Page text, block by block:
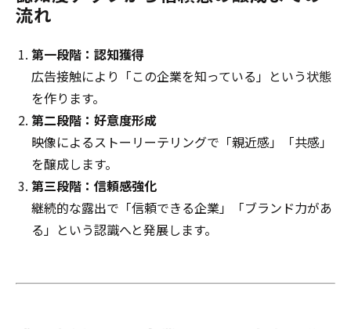
流れ
第一段階：認知獲得
広告接触により「この企業を知っている」という状態
を作ります。
第二段階：好意度形成
映像によるストーリーテリングで「親近感」「共感」
を醸成します。
第三段階：信頼感強化
継続的な露出で「信頼できる企業」「ブランド力があ
る」という認識へと発展します。